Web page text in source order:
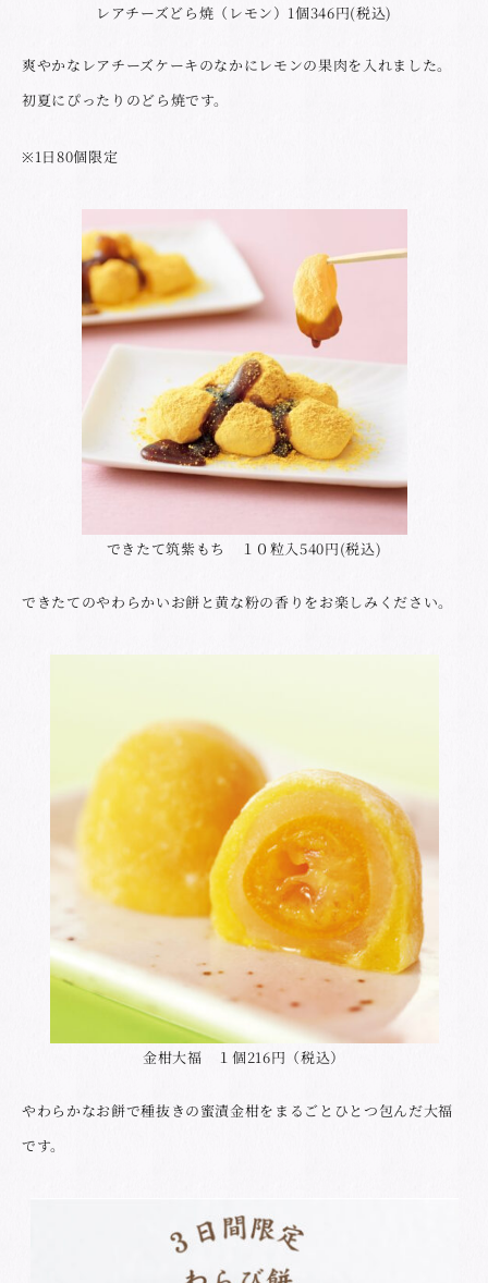
レアチーズどら焼（レモン）1個346円(税込)
爽やかなレアチーズケーキのなかにレモンの果肉を入れました。
初夏にぴったりのどら焼です。
※1日80個限定
できたて筑紫もち １０粒入540円(税込)
できたてのやわらかいお餅と黄な粉の香りをお楽しみください。
金柑大福 １個216円（税込）
やわらかなお餅で種抜きの蜜漬金柑をまるごとひとつ包んだ大福
です。